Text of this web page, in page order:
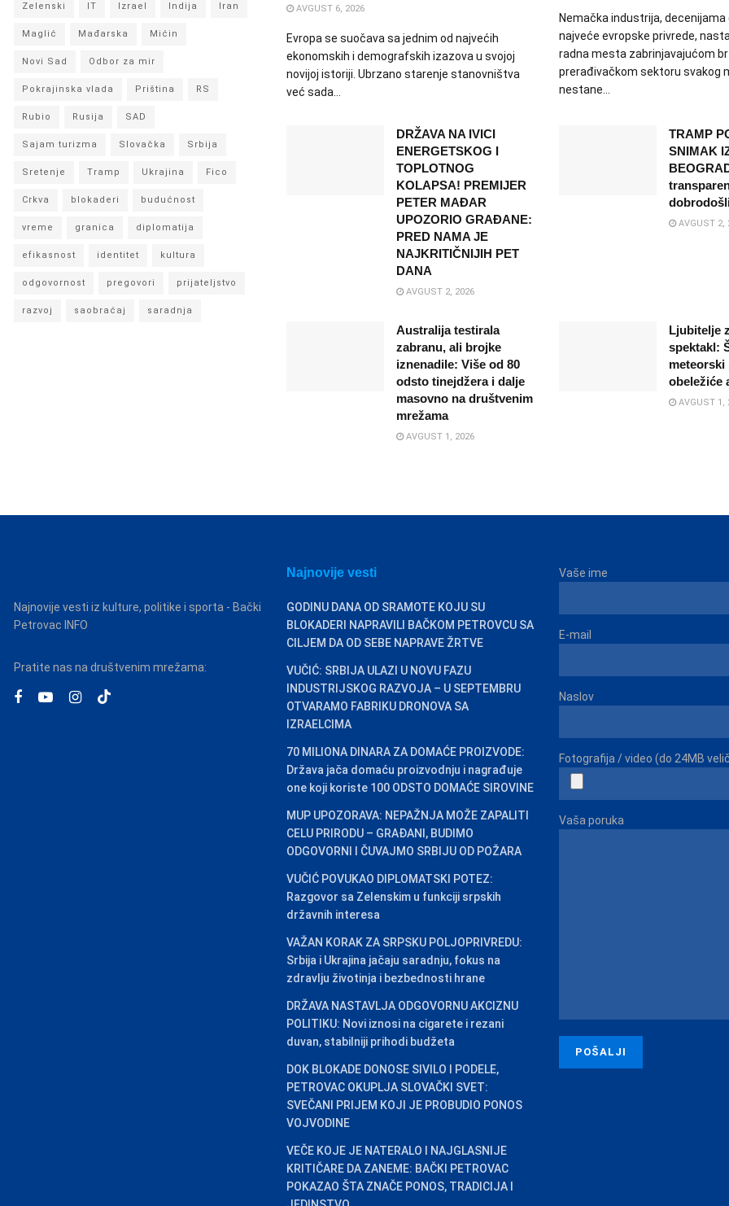
AVGUST 6, 2026
Evropa se suočava sa jednim od najvećih
ekonomskih i demografskih izazova u svojoj
novijoj istoriji. Ubrzano starenje stanovništva
već sada...
Nemačka industrija, decenijama
najveće evropske privrede,
radna mesta zabrinjavajućom
prerađivačkom sektoru svakog
nestane...
DRŽAVA NA IVICI
ENERGETSKOG I
TOPLOTNOG
KOLAPSA! PREMIJER
PETER MAĐAR
UPOZORIO GRAĐANE:
PRED NAMA JE
NAJKRITIČNIJIH PET
DANA
AVGUST 2, 2026
TRAMP
SNIMAK
AVGUST 2,
Australija testirala
zabranu, ali brojke
iznenadile: Više od 80
odsto tinejdžera i dalje
masovno na društvenim
mrežama
AVGUST 1, 2026
Ljubitelje
spektakl:
meteorski
obeležiće
AVGUST 1,
Zelenski IT Izrael Indija Iran
Maglić Mađarska Mićin
Novi Sad Odbor za mir
Pokrajinska vlada Priština RS
Rubio Rusija SAD
Sajam turizma Slovačka Srbija
Sretenje Tramp Ukrajina Fico
Crkva blokaderi budućnost
vreme granica diplomatija
efikasnost identitet kultura
odgovornost pregovori prijateljstvo
razvoj saobraćaj saradnja
Najnovije vesti iz kulture, politike i sporta - Bački
Petrovac INFO
Pratite nas na društvenim mrežama:
Najnovije vesti
GODINU DANA OD SRAMOTE KOJU SU
BLOKADERI NAPRAVILI BAČKOM PETROVCU SA
CILJEM DA OD SEBE NAPRAVE ŽRTVE
VUČIĆ: SRBIJA ULAZI U NOVU FAZU
INDUSTRIJSKOG RAZVOJA – U SEPTEMBRU
OTVARAMO FABRIKU DRONOVA SA
IZRAELCIMA
70 MILIONA DINARA ZA DOMAĆE PROIZVODE:
Država jača domaću proizvodnju i nagrađuje
one koji koriste 100 ODSTO DOMAĆE SIROVINE
MUP UPOZORAVA: NEPAŽNJA MOŽE ZAPALITI
CELU PRIRODU – GRAĐANI, BUDIMO
ODGOVORNI I ČUVAJMO SRBIJU OD POŽARA
VUČIĆ POVUKAO DIPLOMATSKI POTEZ:
Razgovor sa Zelenskim u funkciji srpskih
državnih interesa
VAŽAN KORAK ZA SRPSKU POLJOPRIVREDU:
Srbija i Ukrajina jačaju saradnju, fokus na
zdravlju životinja i bezbednosti hrane
DRŽAVA NASTAVLJA ODGOVORNU AKCIZNU
POLITIKU: Novi iznosi na cigarete i rezani
duvan, stabilniji prihodi budžeta
DOK BLOKADE DONOSE SIVILO I PODELE,
PETROVAC OKUPLJA SLOVAČKI SVET:
SVEČANI PRIJEM KOJI JE PROBUDIO PONOS
VOJVODINE
VEČE KOJE JE NATERALO I NAJGLASNIJE
KRITIČARE DA ZANEME: BAČKI PETROVAC
POKAZAO ŠTA ZNAČE PONOS, TRADICIJA I
Vaše ime
E-mail
Naslov
Fotografija / video (do 24MB
Vaša poruka